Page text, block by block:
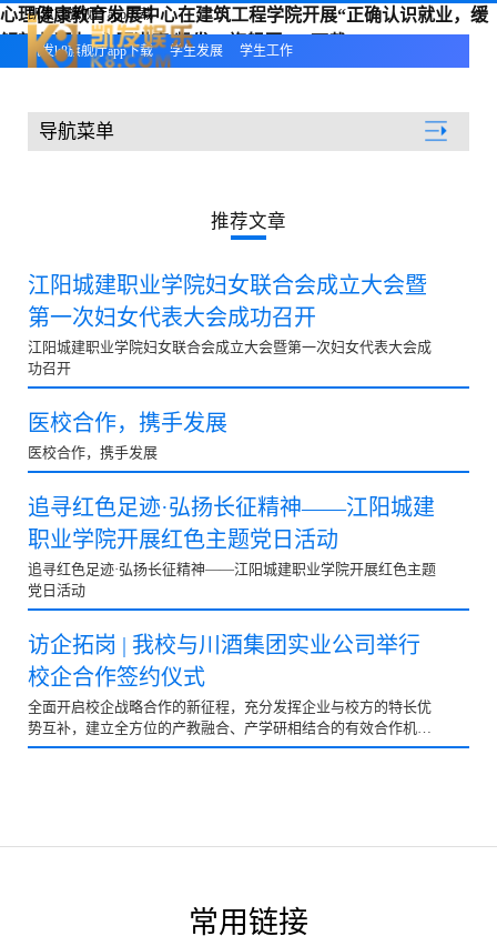
心理健康教育发展中心在建筑工程学院开展“正确认识就业，缓
解就业压力”主题讲座-凯发k8旗舰厅app下载
凯发k8旗舰厅app下载
凯发k8旗舰厅app下载 学生发展 学生工作
导航菜单
推荐文章
江阳城建职业学院妇女联合会成立大会暨
第一次妇女代表大会成功召开
江阳城建职业学院妇女联合会成立大会暨第一次妇女代表大会成
功召开
医校合作，携手发展
医校合作，携手发展
追寻红色足迹·弘扬长征精神——江阳城建
职业学院开展红色主题党日活动
追寻红色足迹·弘扬长征精神——江阳城建职业学院开展红色主题
党日活动
访企拓岗 | 我校与川酒集团实业公司举行
校企合作签约仪式
全面开启校企战略合作的新征程，充分发挥企业与校方的特长优
势互补，建立全方位的产教融合、产学研相结合的有效合作机
制，10月18日，我校与四川省川酒集团实业有限责任公司校企合
常用链接